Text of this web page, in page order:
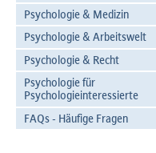
Psychologie & Medizin
Psychologie & Arbeitswelt
Psychologie & Recht
Psychologie für
Psychologieinteressierte
FAQs - Häufige Fragen